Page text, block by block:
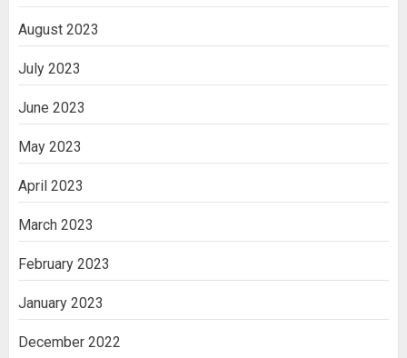
August 2023
July 2023
June 2023
May 2023
April 2023
March 2023
February 2023
January 2023
December 2022